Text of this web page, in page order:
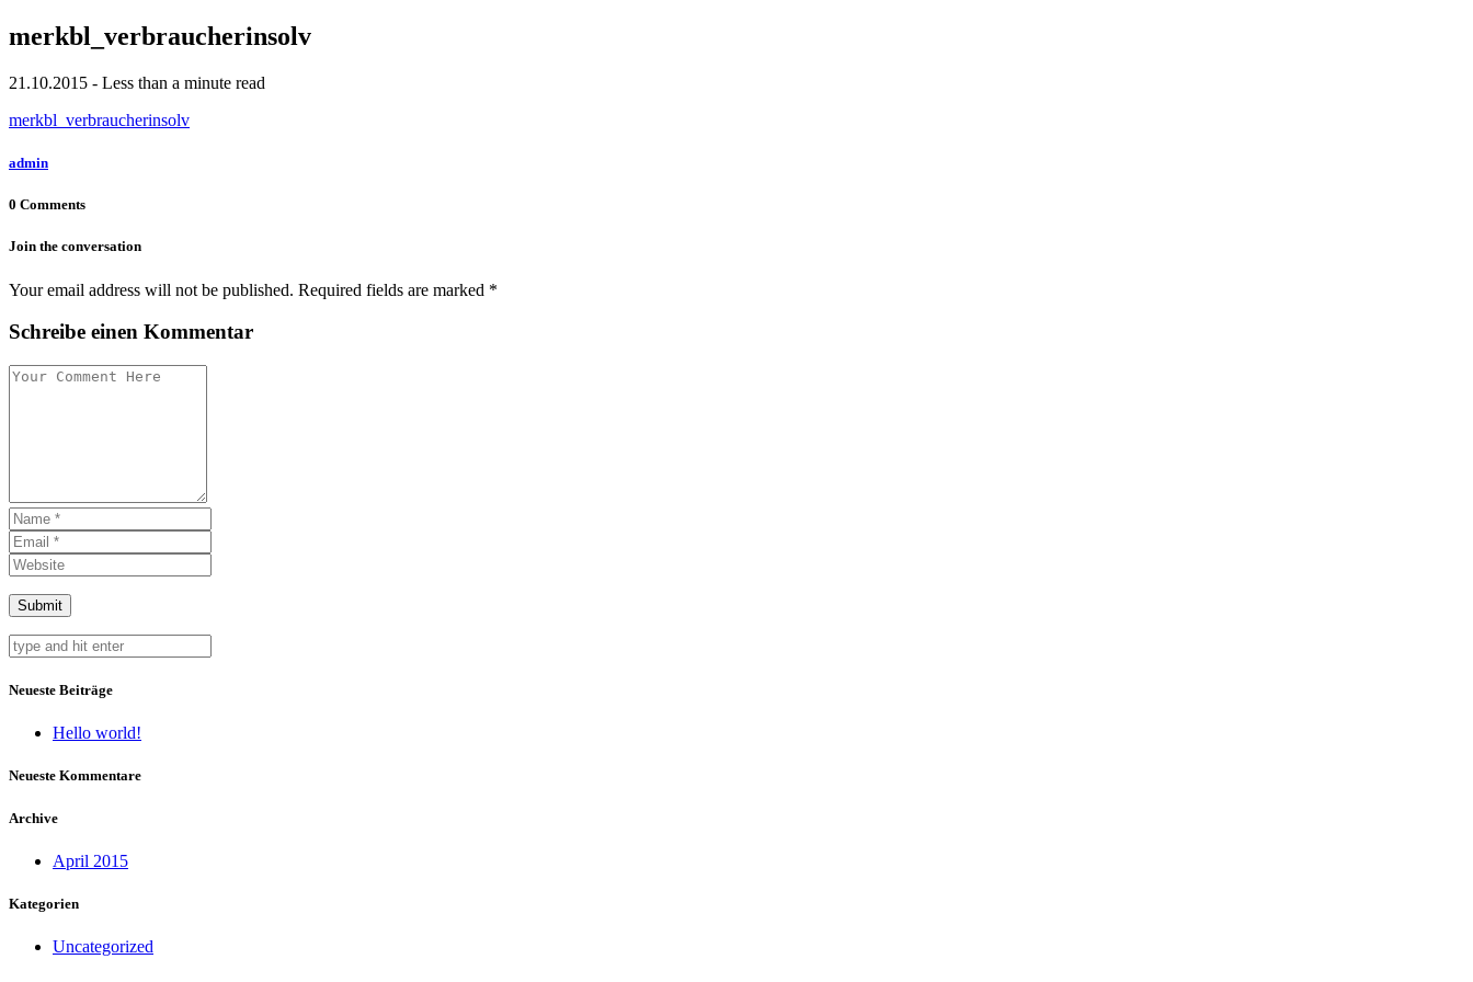
merkbl_verbraucherinsolv
21.10.2015 - Less than a minute read
merkbl_verbraucherinsolv
admin
0 Comments
Join the conversation
Your email address will not be published. Required fields are marked *
Schreibe einen Kommentar
Neueste Beiträge
Hello world!
Neueste Kommentare
Archive
April 2015
Kategorien
Uncategorized